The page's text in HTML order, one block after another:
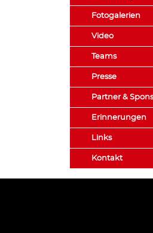
Fotogalerien
Video
Teams
Presse
Partner &
Erinnerungen
Links
Kontakt